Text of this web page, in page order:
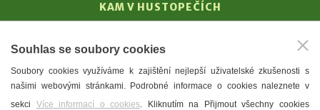
KAM V HUSTOPEČÍCH
T. G. Masaryk
Mandloně
Ubytování
Souhlas se soubory cookies
Soubory cookies využíváme k zajištění nejlepší uživatelské zkušenosti s
našimi webovými stránkami. Podrobné informace o cookies naleznete v
sekci Více informací o cookies. Kliknutím na Přijmout všechny cookies